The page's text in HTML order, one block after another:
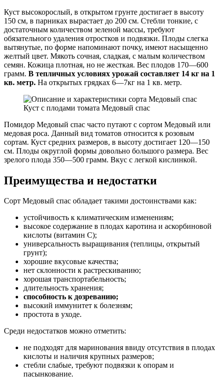
Куст высокорослый, в открытом грунте достигает в высоту
150 см, в парниках вырастает до 200 см. Стебли тонкие, с
достаточным количеством зеленой массы, требуют
обязательного удаления отростков и подвязки. Плоды слегка
вытянутые, по форме напоминают почку, имеют насыщенно
желтый цвет. Мякоть сочная, сладкая, с малым количеством
семян. Кожица плотная, но не жесткая. Вес плодов 170—600
грамм. В тепличных условиях урожай составляет 14 кг на 1
кв. метр. На открытых грядках 6—7кг на 1 кв. метр.
Куст с плодами томата Медовый спас
Помидор Медовый спас часто путают с сортом Медовый или
медовая роса. Данный вид томатов относится к розовым
сортам. Куст средних размеров, в высоту достигает 120—150
см. Плоды округлой формы довольно большого размера. Вес
зрелого плода 350—500 грамм. Вкус с легкой кислинкой.
Преимущества и недостатки
Сорт Медовый спас обладает такими достоинствами как:
устойчивость к климатическим изменениям;
высокое содержание в плодах каротина и аскорбиновой
кислоты (витамин С);
универсальность выращивания (теплицы, открытый
грунт);
хорошие вкусовые качества;
нет склонности к растрескиванию;
хорошая транспортабельность;
длительность хранения;
способность к дозреванию;
высокий иммунитет к болезням;
простота в уходе.
Среди недостатков можно отметить:
не подходят для маринования ввиду отсутствия в плодах
кислоты и наличия крупных размеров;
стебли слабые, требуют подвязки к опорам и
пасынкование.